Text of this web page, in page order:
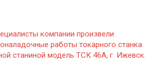
компании произвели
работы токарного станка
станиной модель ТСК 46А, г. Ижевск.